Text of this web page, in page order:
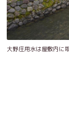
大野庄用水は屋敷内に